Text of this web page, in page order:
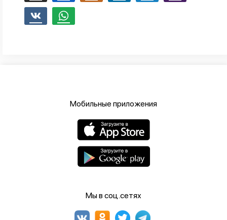
Мобильные приложения
Мы в соц.сетях